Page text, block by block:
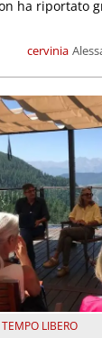
cervinia
ha riportato
LIBERO